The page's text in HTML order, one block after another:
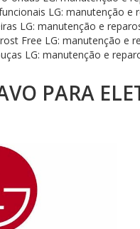
LG: manutenção e
LG: manutenção e
Free LG: manutenção e
LG: manutenção e
PARA